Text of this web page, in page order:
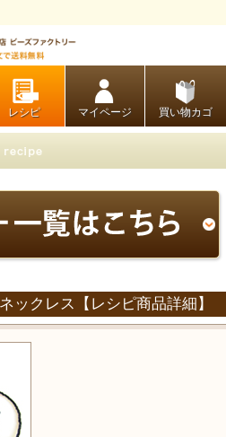
レシピ マイページ 買い物カゴ
クレス【レシピ商品詳細】